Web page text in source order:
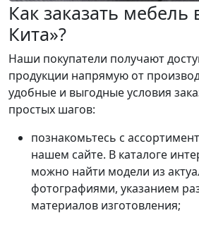
Как заказать мебель
Кита»?
Наши покупатели получают
продукции напрямую от
удобные и выгодные условия
простых шагов:
познакомьтесь с
нашем сайте. В каталоге
можно найти модели из
фотографиями, указанием
материалов изготовления;